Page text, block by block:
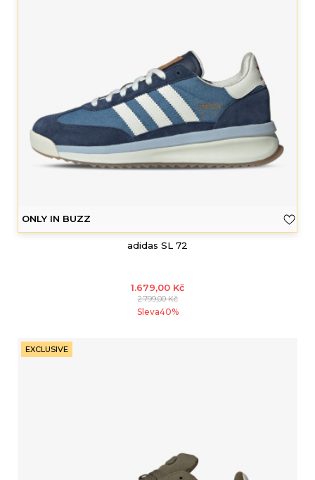
ONLY IN BUZZ
adidas SL 72
1.679,00 Kč
2.799,00Kč
Sleva40%
EXCLUSIVE